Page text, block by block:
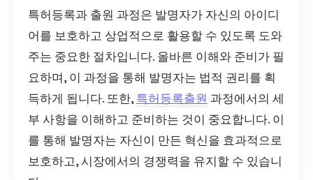
특허등록과 출원 과정은 발명자가 자신의 아이디
어를 보호하고 상업적으로 활용할 수 있도록 도와
주는 중요한 절차입니다. 올바른 이해와 준비가 필
요하며, 이 과정을 통해 발명자는 법적 권리를 획
득하게 됩니다. 또한, 특허등록출원 과정에서의 세
부 사항을 이해하고 준비하는 것이 중요합니다. 이
를 통해 발명자는 자신이 만든 혁신을 효과적으로
보호하고, 시장에서의 경쟁력을 유지할 수 있습니